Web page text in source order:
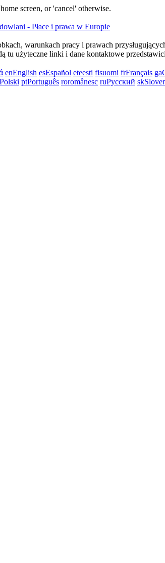
screen, or 'cancel' otherwise.
warunkach pracy i prawach
tu użyteczne linki i dane kontaktowe
enEnglish esEspañol eteesti fisuomi frFrançais ga
Polski ptPortuguês roromânesc ruРусский sk